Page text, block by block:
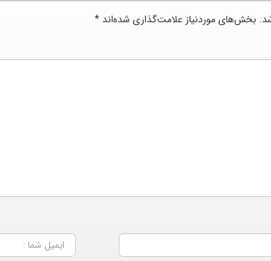
بخش‌های موردنیاز علامت‌گذاری شده‌اند *